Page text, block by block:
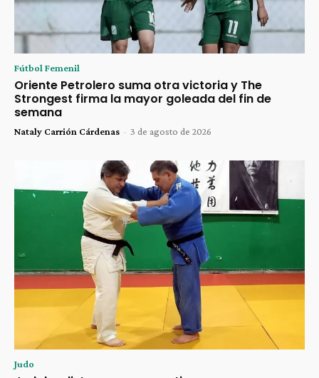
Fútbol Femenil
Oriente Petrolero suma otra victoria y The
Strongest firma la mayor goleada del fin de
semana
Nataly Carrión Cárdenas - 3 de agosto de 2026
Judo